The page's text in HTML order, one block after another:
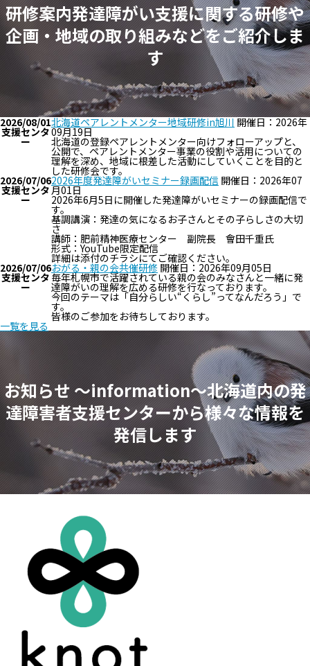
研修案内発達障がい支援に関する研修や
企画・地域の取り組みなどをご紹介しま
す
2026/08/01
支援センタ
ー
北海道ペアレントメンター地域研修in旭川 開催日：2026年
09月19日
北海道の登録ペアレントメンター向けフォローアップと、
公開で、ペアレントメンター事業の役割や活用についての
理解を深め、地域に根差した活動にしていくことを目的と
した研修会です。
2026/07/06
支援センタ
ー
2026年度発達障がいセミナー録画配信 開催日：2026年07
月01日
2026年6月5日に開催した発達障がいセミナーの録画配信で
す。
基調講演：発達の気になるお子さんとその子らしさの大切
さ
講師：肥前精神医療センター 副院長 會田千重氏
形式：YouTube限定配信
詳細は添付のチラシにてご確認ください。
2026/07/06
支援センタ
ー
おがる・親の会共催研修 開催日：2026年09月05日
毎年札幌市で活躍されている親の会のみなさんと一緒に発
達障がいの理解を広める研修を行なっております。
今回のテーマは「自分らしい“くらし”ってなんだろう」で
す。
皆様のご参加をお待ちしております。
一覧を見る
お知らせ ～information～北海道内の発
達障害者支援センターから様々な情報を
発信します